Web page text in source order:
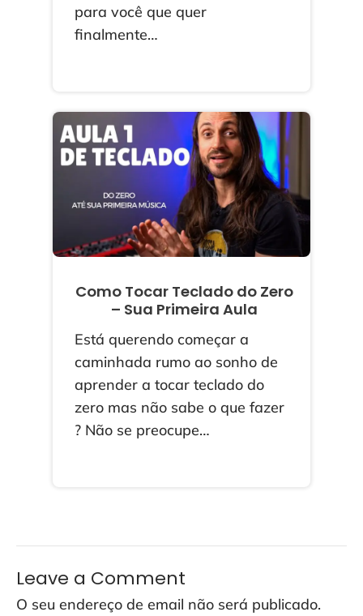
para você que quer
finalmente…
Como Tocar Teclado do Zero
– Sua Primeira Aula
Está querendo começar a
caminhada rumo ao sonho de
aprender a tocar teclado do
zero mas não sabe o que fazer
? Não se preocupe…
Leave a Comment
O seu endereço de email não será publicado.